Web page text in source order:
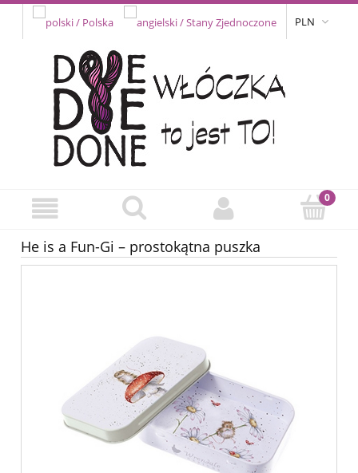
PLN
He is a Fun-Gi – prostokątna puszka